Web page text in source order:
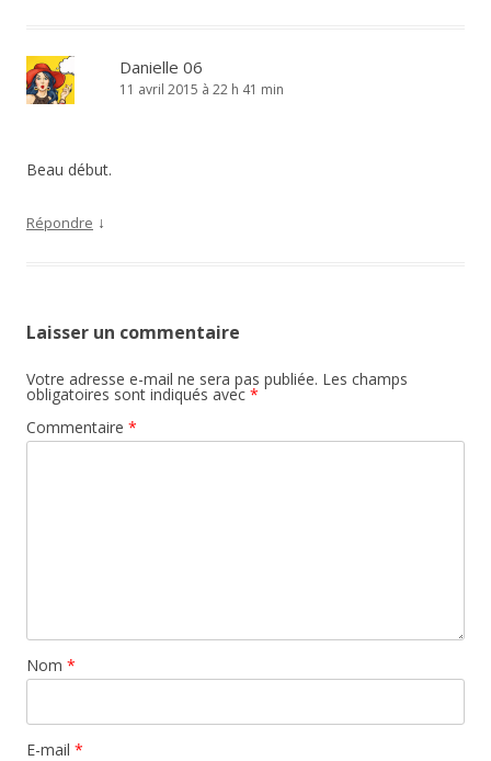
Danielle 06
11 avril 2015 à 22 h 41 min
Beau début.
Répondre ↓
Laisser un commentaire
Votre adresse e-mail ne sera pas publiée. Les champs
obligatoires sont indiqués avec *
Commentaire *
Nom *
E-mail *